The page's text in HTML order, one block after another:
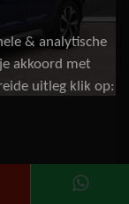
& analytische
akkoord met
uitleg klik op: